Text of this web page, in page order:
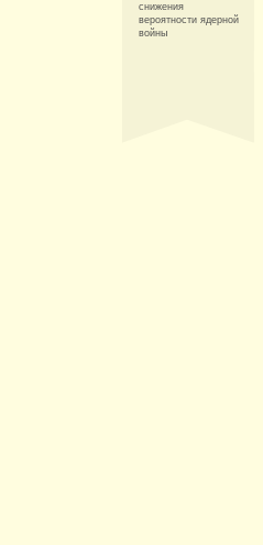
снижения
вероятности ядерной
войны